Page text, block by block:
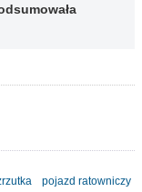
pojazd ratowniczy